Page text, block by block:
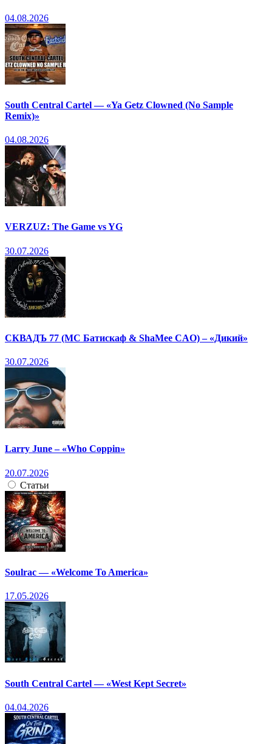
04.08.2026
South Central Cartel — «Ya Getz Clowned (No Sample
Remix)»
04.08.2026
VERZUZ: The Game vs YG
30.07.2026
СКВАДЪ 77 (МС Батискаф & ShaMee CAO) – «Дикий»
30.07.2026
Larry June – «Who Coppin»
20.07.2026
Статьи
Soulrac — «Welcome To America»
17.05.2026
South Central Cartel — «West Kept Secret»
04.04.2026